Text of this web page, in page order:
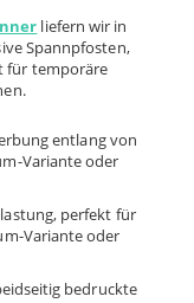
liefern wir in
Spann­pfosten,
für temporäre
entlang von
Variante oder
perfekt für
Variante oder
bedruckte